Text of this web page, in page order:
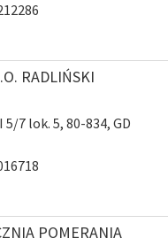
RADLIŃSKI
5/7 lok. 5, 80-834, GD
POMERANIA